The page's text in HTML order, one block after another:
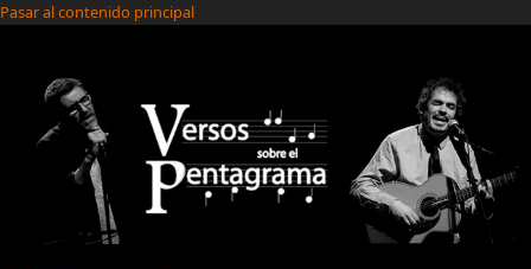
Pasar al contenido principal